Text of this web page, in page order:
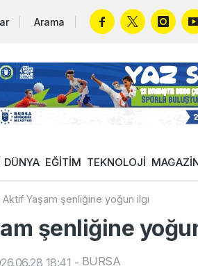
Arama
DÜNYA EĞİTİM TEKNOLOJİ
Yaşam şenliğine yoğun ilgi
şenliğine
18:41 - BURSA